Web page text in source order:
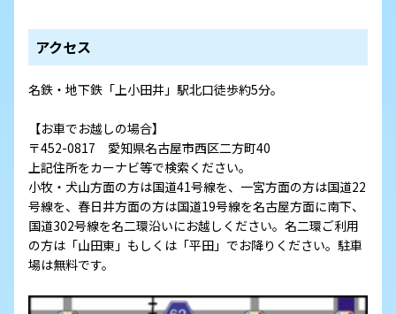
アクセス
名鉄・地下鉄「上小田井」駅北口徒歩約5分。
【お車でお越しの場合】
〒452-0817 愛知県名古屋市西区二方町40
上記住所をカーナビ等で検索ください。
小牧・犬山方面の方は国道41号線を、一宮方面の方は国道22
号線を、春日井方面の方は国道19号線を名古屋方面に南下、
国道302号線を名二環沿いにお越しください。名二環ご利用
の方は「山田東」もしくは「平田」でお降りください。駐車
場は無料です。